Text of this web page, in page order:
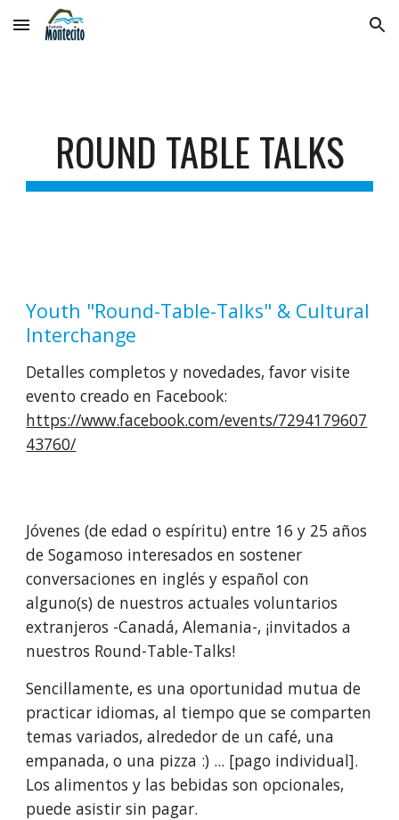
Skip to main content Skip to navigation
ROUND TABLE TALKS
Youth "Round-Table-Talks" & Cultural
Interchange
Detalles completos y novedades, favor visite
https://www.facebook.com/events/7294179607
43760/
Jóvenes (de edad o espíritu) entre 16 y 25 años
de Sogamoso interesados en sostener
conversaciones en inglés y español con
alguno(s) de nuestros actuales voluntarios
extranjeros -Canadá, Alemania-, ¡invitados a
nuestros Round-Table-Talks!
Sencillamente, es una oportunidad mutua de
practicar idiomas, al tiempo que se comparten
temas variados, alrededor de un café, una
empanada, o una pizza :) ... [pago individual].
Los alimentos y las bebidas son opcionales,
puede asistir sin pagar.